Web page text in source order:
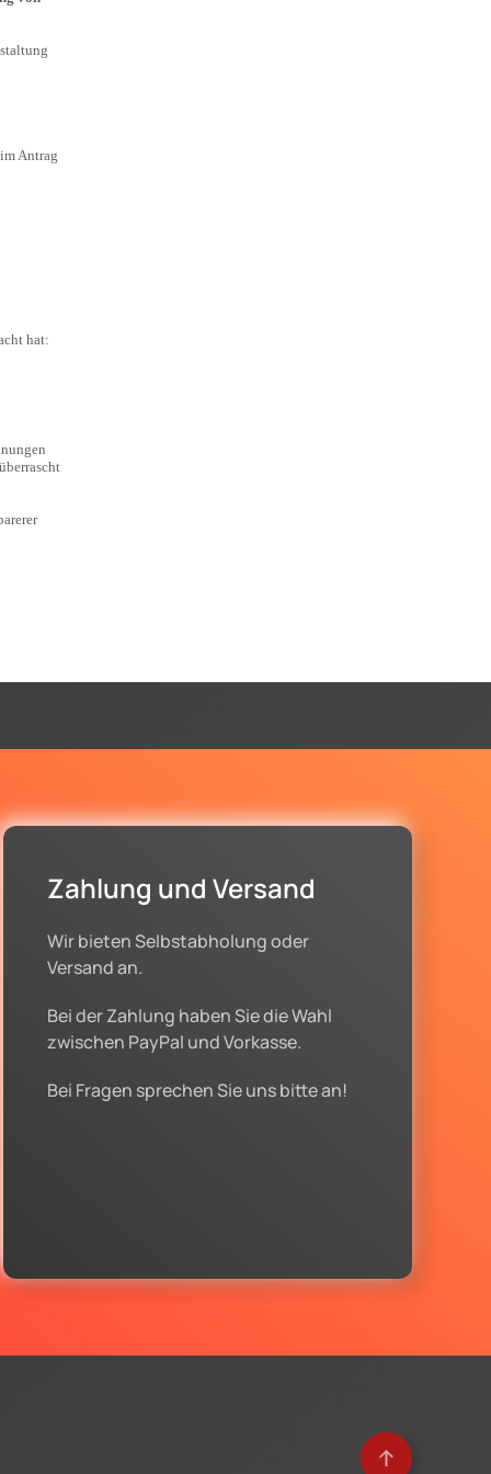
Antrag
hat:
Zahlung und Versand
Wir bieten Selbstabholung oder
Versand an.
Bei der Zahlung haben Sie die Wahl
zwischen PayPal und Vorkasse.
Bei Fragen sprechen Sie uns bitte an!